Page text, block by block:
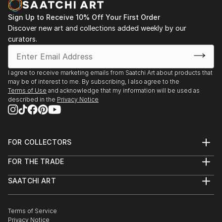
Observateur attentif de notre société, ses dérives,
ses contradictions, son cynisme et sa violence, il
capte les détails du quotidien pour mieux retranscrire
la fragilité de nos existences. Ses compositions
picturales intenses sont totalement ancrées dans la
réalité : elles nous racontent...
READ MORE
Sign Up to Receive 10% Off Your First Order
Discover new art and collections added weekly by our
curators.
I agree to receive marketing emails from Saatchi Art about products that
may be of interest to me. By subscribing, I also agree to the
Terms of Use and acknowledge that my information will be used as
described in the Privacy Notice
FOR COLLECTORS
Help Center
Commissions
Gift Card
FOR THE TRADE
Trade Program
Healthcare
SAATCHI ART
The Other Art Fair
Terms of Service
Privacy Notice